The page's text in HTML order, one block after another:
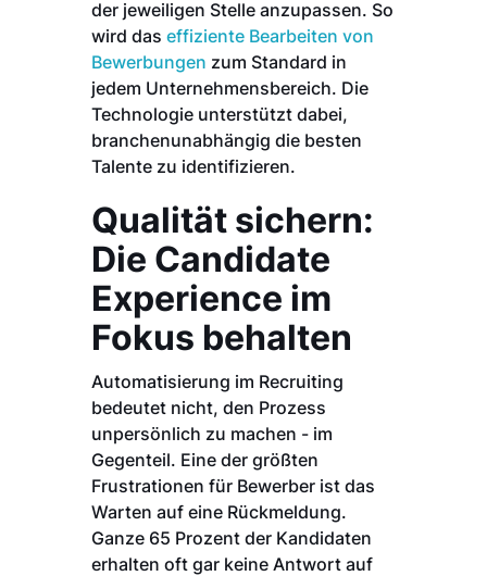
der jeweiligen Stelle anzupassen. So
wird das effiziente Bearbeiten von
Bewerbungen zum Standard in
jedem Unternehmensbereich. Die
Technologie unterstützt dabei,
branchenunabhängig die besten
Talente zu identifizieren.
Qualität sichern:
Die Candidate
Experience im
Fokus behalten
Automatisierung im Recruiting
bedeutet nicht, den Prozess
unpersönlich zu machen - im
Gegenteil. Eine der größten
Frustrationen für Bewerber ist das
Warten auf eine Rückmeldung.
Ganze 65 Prozent der Kandidaten
erhalten oft gar keine Antwort auf